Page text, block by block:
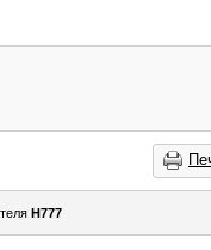
H777